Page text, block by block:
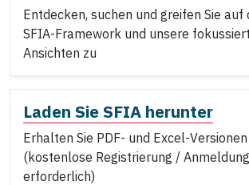
Entdecken, suchen und greifen Sie auf
SFIA-Framework und unsere
Ansichten zu
Laden Sie SFIA herunter
Erhalten Sie PDF- und Excel-
(kostenlose Registrierung / Anmeldung
erforderlich)